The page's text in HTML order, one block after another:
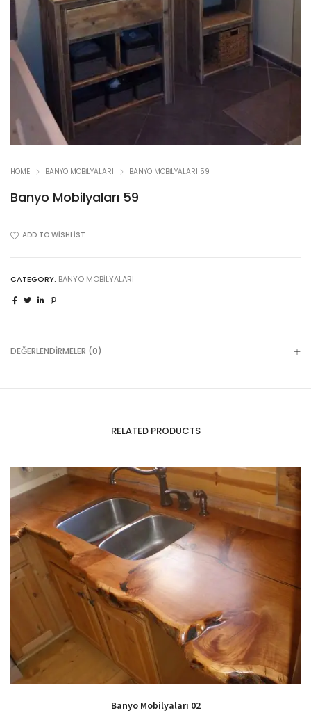
HOME BANYO MOBILYALARI BANYO MOBILYALARI 59
Banyo Mobilyaları 59
ADD TO WISHLIST
CATEGORY: BANYO MOBILYALARI
DEĞERLENDIRMELER (0)
RELATED PRODUCTS
Banyo Mobilyaları 02